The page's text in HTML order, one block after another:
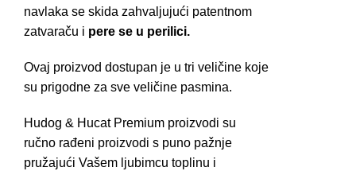
navlaka se skida zahvaljujući patentnom
zatvaraču i pere se u perilici.
Ovaj proizvod dostupan je u tri veličine koje
su prigodne za sve veličine pasmina.
Hudog & Hucat Premium proizvodi su
ručno rađeni proizvodi s puno pažnje
pružajući Vašem ljubimcu toplinu i